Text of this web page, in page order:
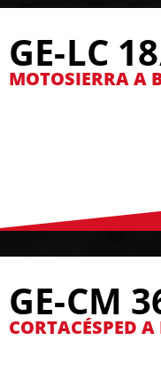
GE-LC
MOTOSIERRA A
GE-CM
CORTACÉSPED